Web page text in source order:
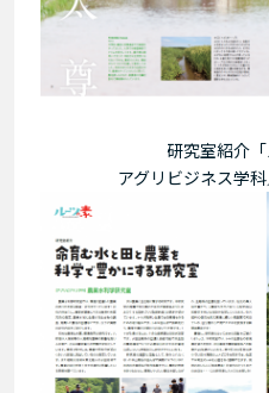
研究室紹介「
アグリビジネス学